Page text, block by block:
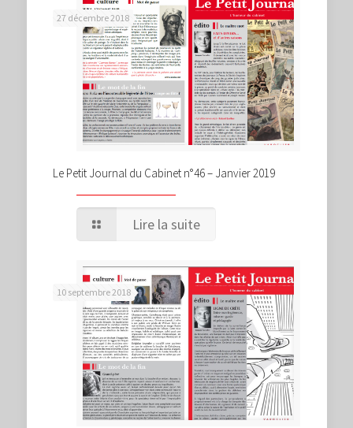
27 décembre 2018
Le Petit Journal du Cabinet n°46 – Janvier 2019
Lire la suite
10 septembre 2018